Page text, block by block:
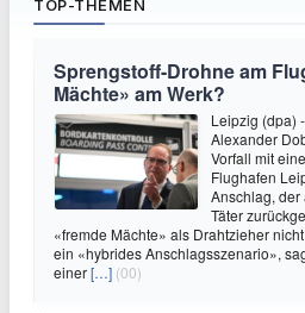
TOP-THEMEN
Sprengstoff-Drohne am
Mächte» am Werk?
Leipzig (dpa)
Alexander
Vorfall mit
Flughafen
Anschlag,
Täter
«fremde Mächte» als Drahtzieher
ein «hybrides Anschlagsszenario»,
einer[…] (00)